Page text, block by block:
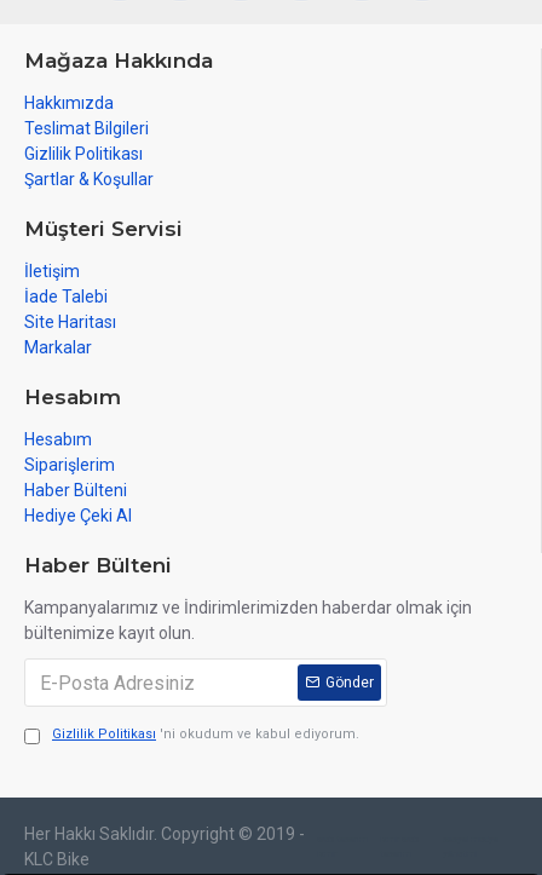
Mağaza Hakkında
Hakkımızda
Teslimat Bilgileri
Gizlilik Politikası
Şartlar & Koşullar
Müşteri Servisi
İletişim
İade Talebi
Site Haritası
Markalar
Hesabım
Hesabım
Siparişlerim
Haber Bülteni
Hediye Çeki Al
Haber Bülteni
Kampanyalarımız ve İndirimlerimizden haberdar olmak için
bültenimize kayıt olun.
Gönder
Gizlilik Politikası 'ni okudum ve kabul ediyorum.
Her Hakkı Saklıdır. Copyright © 2019 -
KLC Bike